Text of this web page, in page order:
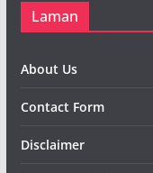
Laman
About Us
Contact Form
Disclaimer